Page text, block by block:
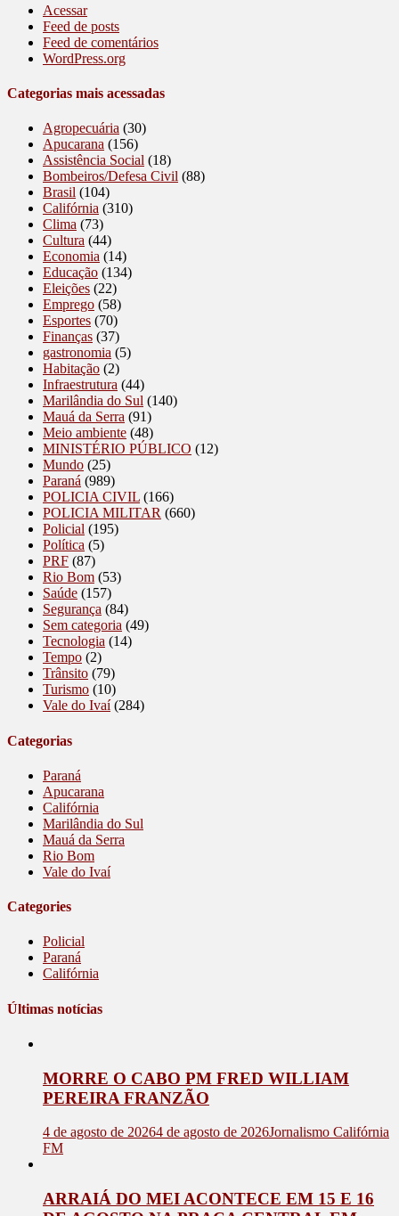
Acessar
Feed de posts
Feed de comentários
WordPress.org
Categorias mais acessadas
Agropecuária (30)
Apucarana (156)
Assistência Social (18)
Bombeiros/Defesa Civil (88)
Brasil (104)
Califórnia (310)
Clima (73)
Cultura (44)
Economia (14)
Educação (134)
Eleições (22)
Emprego (58)
Esportes (70)
Finanças (37)
gastronomia (5)
Habitação (2)
Infraestrutura (44)
Marilândia do Sul (140)
Mauá da Serra (91)
Meio ambiente (48)
MINISTÉRIO PÚBLICO (12)
Mundo (25)
Paraná (989)
POLICIA CIVIL (166)
POLICIA MILITAR (660)
Policial (195)
Política (5)
PRF (87)
Rio Bom (53)
Saúde (157)
Segurança (84)
Sem categoria (49)
Tecnologia (14)
Tempo (2)
Trânsito (79)
Turismo (10)
Vale do Ivaí(284)
Categorias
Paraná
Apucarana
Califórnia
Marilândia do Sul
Mauá da Serra
Rio Bom
Vale do Ivaí
Categories
Policial
Paraná
Califórnia
Últimas notícias
MORRE O CABO PM FRED WILLIAM
PEREIRA FRANZÃO
4 de agosto de 20264 de agosto de 2026Jornalismo Califórnia
FM
ARRAIÁ DO MEI ACONTECE EM 15 E 16